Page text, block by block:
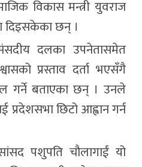
विकास मन्त्री युवराज
दिइसकेका छन् ।
दलका उपनेतासमेत
प्रस्ताव दर्ता भएसँगै
बताएका छन् । उनले
प्रदेशसभा छिटो आह्वान गर्न
पशुपति चौलागाईं यो